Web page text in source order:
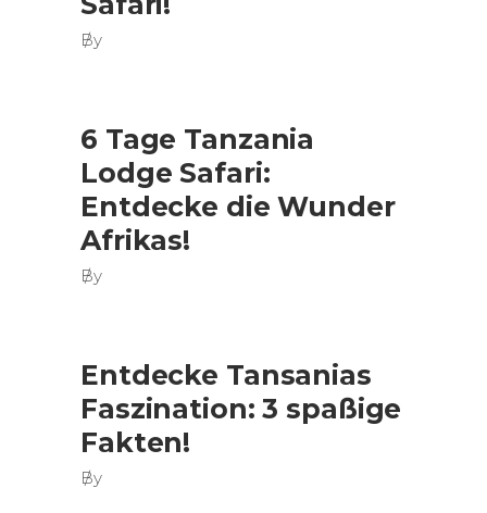
By
6 Tage Tanzania
Lodge Safari:
Entdecke die Wunder
Afrikas!
By
Entdecke Tansanias
Faszination: 3 spaßige
Fakten!
By